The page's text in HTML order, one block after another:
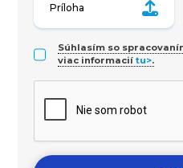
Príloha
Súhlasím so
viac informaciítu>.